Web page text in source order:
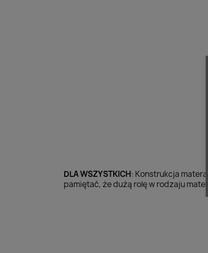
DLA WSZYSTKICH: Konstrukcja
pamiętać, że dużą rolę w rodzaju